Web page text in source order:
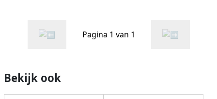
Pagina 1 van 1
Bekijk ook